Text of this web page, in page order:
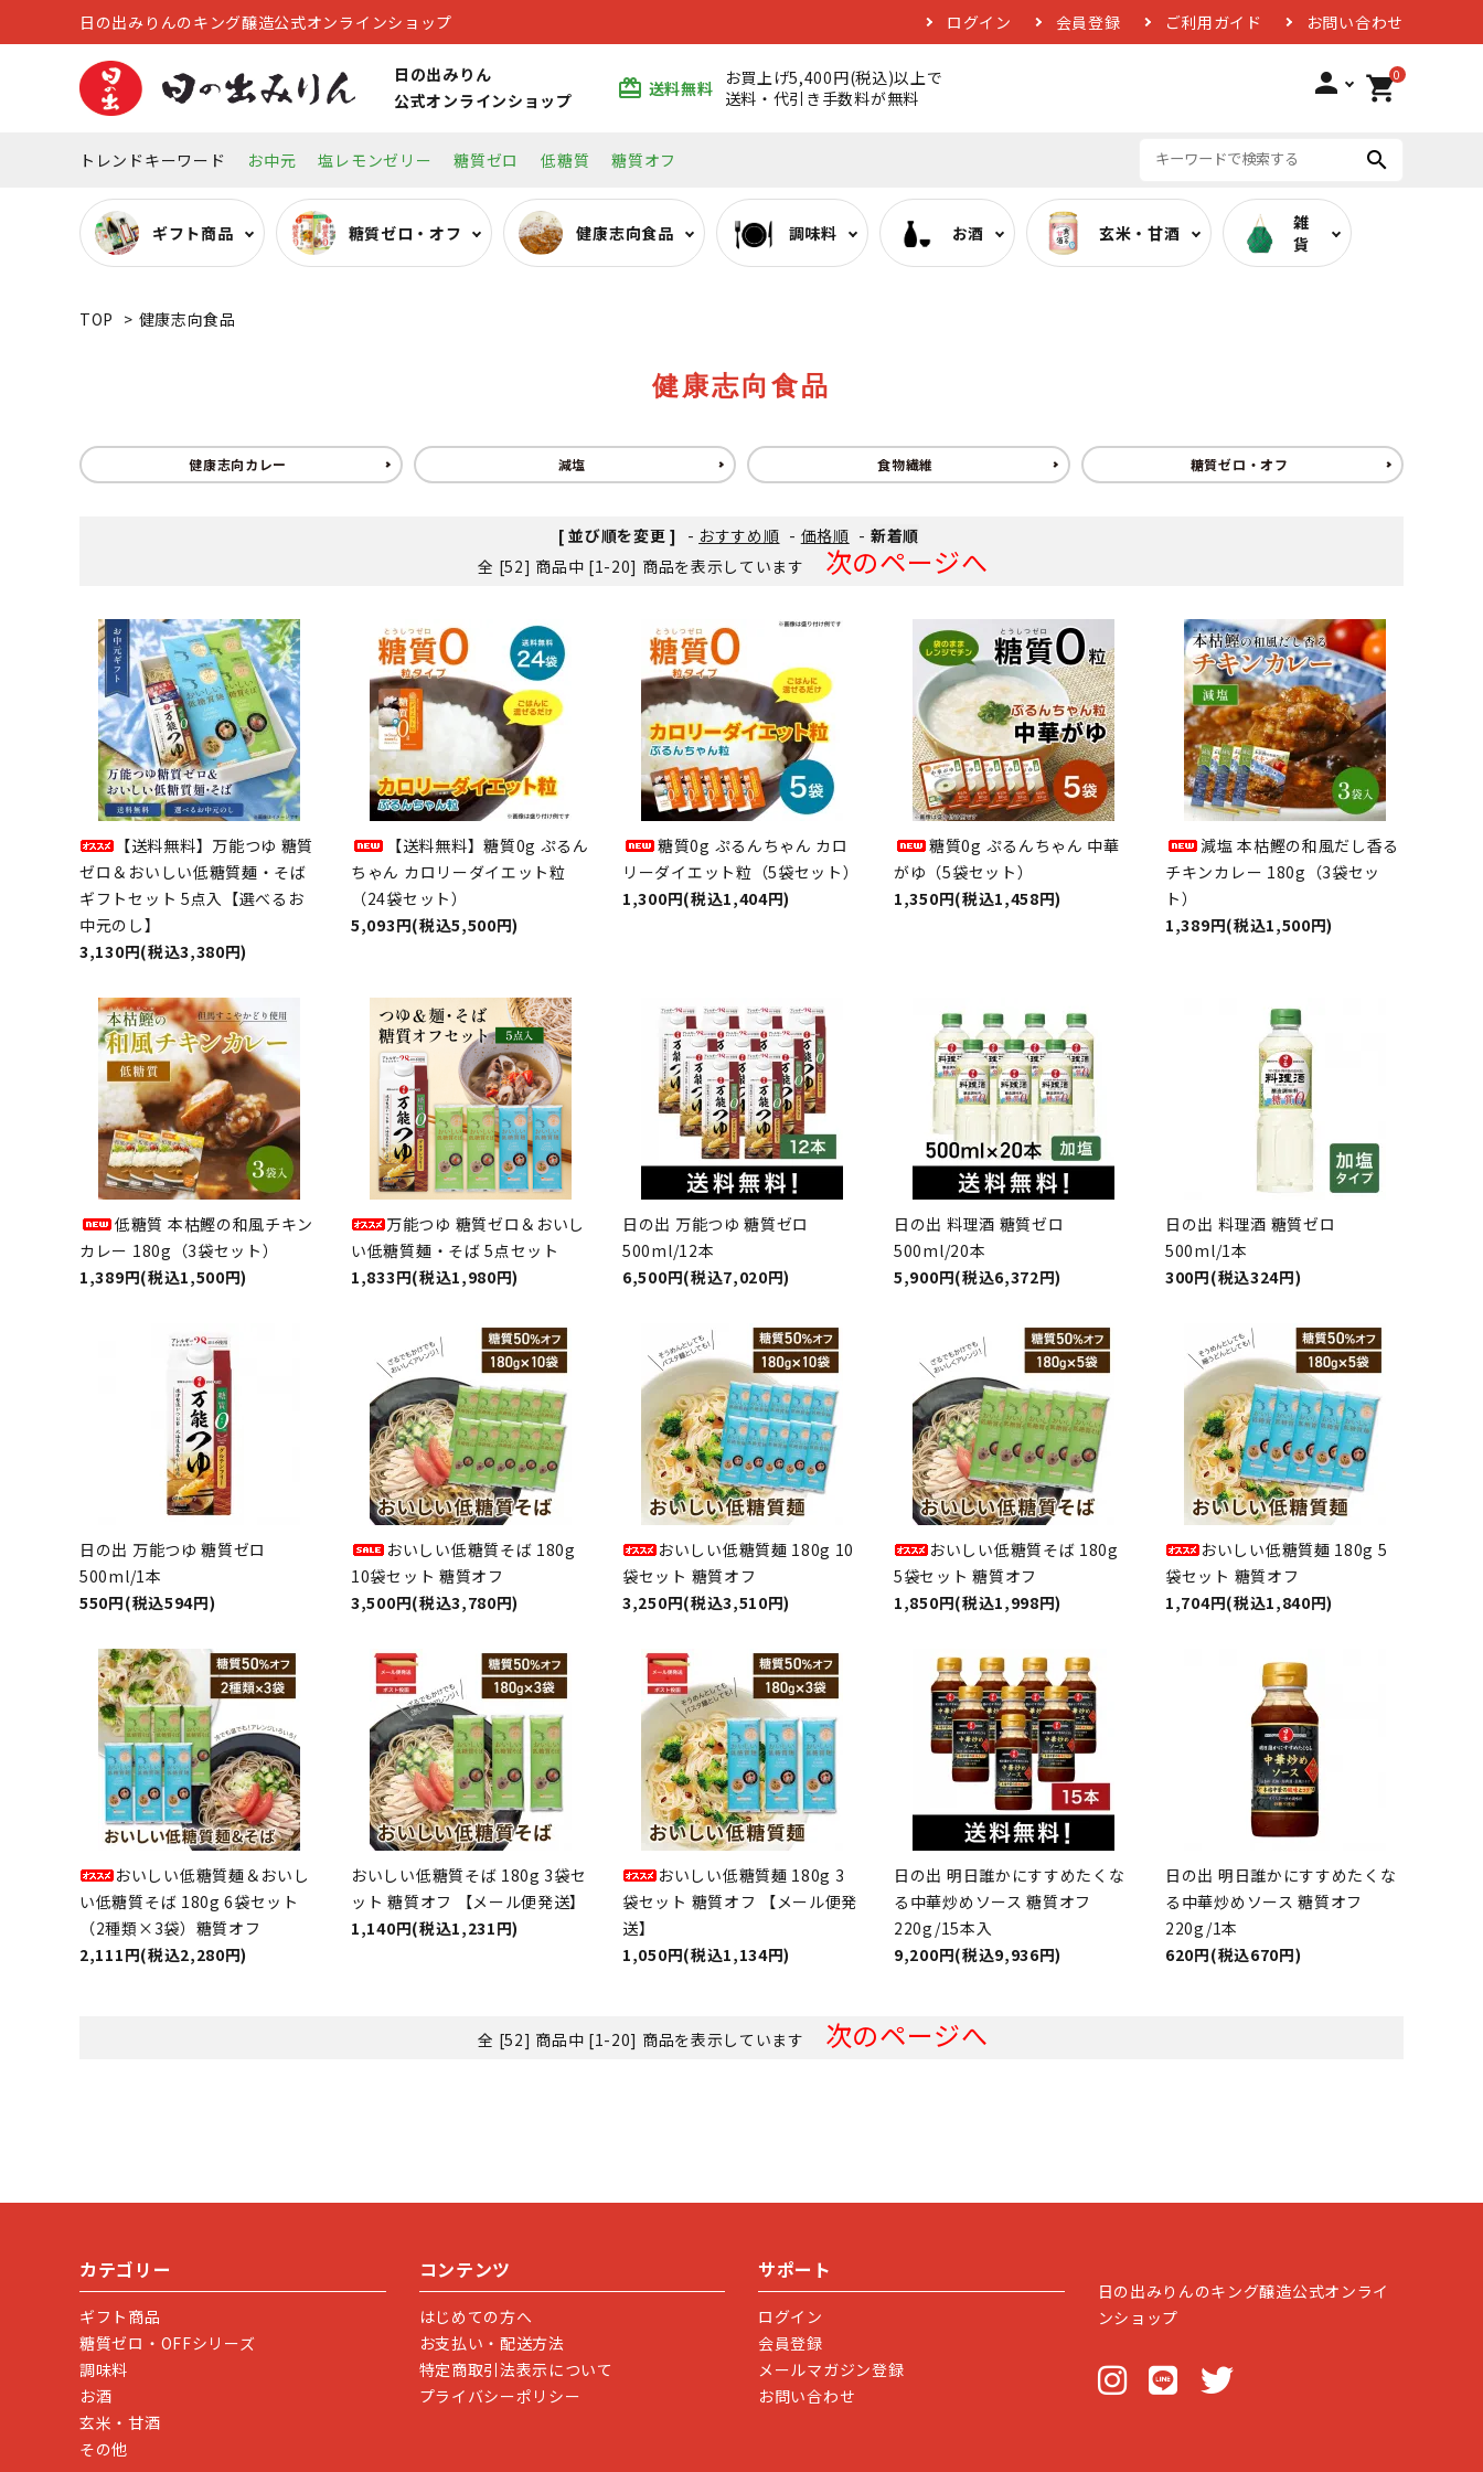
日の出みりんのキング醸造公式オンラインショップ ログイン 会員登録 ご利用ガイド お問い合わせ
日の出みりん
公式オンラインショップ
card_giftcard 送料無料
お買上げ5,400円(税込)以上で
送料・代引き手数料が無料
person 0
shopping_cart
トレンドキーワード お中元 塩レモンゼリー 糖質ゼロ 低糖質 糖質オフ search
ギフト商品 糖質ゼロ・オフ 健康志向食品 調味料 お酒 玄米・甘酒
雑
貨
TOP > 健康志向食品
健康志向食品
健康志向カレー 減塩 食物繊維 糖質ゼロ・オフ
[ 並び順を変更 ] - おすすめ順 - 価格順 - 新着順
全 [52] 商品中 [1-20] 商品を表示しています
次のページへ
【送料無料】万能つゆ 糖質
ゼロ＆おいしい低糖質麺・そば
ギフトセット 5点入【選べるお
中元のし】
3,130円(税込3,380円)
【送料無料】糖質0g ぷるん
ちゃん カロリーダイエット粒
（24袋セット）
5,093円(税込5,500円)
糖質0g ぷるんちゃん カロ
リーダイエット粒（5袋セット）
1,300円(税込1,404円)
糖質0g ぷるんちゃん 中華
がゆ（5袋セット）
1,350円(税込1,458円)
減塩 本枯鰹の和風だし香る
チキンカレー 180g（3袋セッ
ト）
1,389円(税込1,500円)
低糖質 本枯鰹の和風チキン
カレー 180g（3袋セット）
1,389円(税込1,500円)
万能つゆ 糖質ゼロ＆おいし
い低糖質麺・そば 5点セット
1,833円(税込1,980円)
日の出 万能つゆ 糖質ゼロ
500ml/12本
6,500円(税込7,020円)
日の出 料理酒 糖質ゼロ
500ml/20本
5,900円(税込6,372円)
日の出 料理酒 糖質ゼロ
500ml/1本
300円(税込324円)
日の出 万能つゆ 糖質ゼロ
500ml/1本
550円(税込594円)
おいしい低糖質そば 180g
10袋セット 糖質オフ
3,500円(税込3,780円)
おいしい低糖質麺 180g 10
袋セット 糖質オフ
3,250円(税込3,510円)
おいしい低糖質そば 180g
5袋セット 糖質オフ
1,850円(税込1,998円)
おいしい低糖質麺 180g 5
袋セット 糖質オフ
1,704円(税込1,840円)
おいしい低糖質麺＆おいし
い低糖質そば 180g 6袋セット
（2種類×3袋）糖質オフ
2,111円(税込2,280円)
おいしい低糖質そば 180g 3袋セ
ット 糖質オフ 【メール便発送】
1,140円(税込1,231円)
おいしい低糖質麺 180g 3
袋セット 糖質オフ 【メール便発
送】
1,050円(税込1,134円)
日の出 明日誰かにすすめたくな
る中華炒めソース 糖質オフ
220g/15本入
9,200円(税込9,936円)
日の出 明日誰かにすすめたくな
る中華炒めソース 糖質オフ
220g/1本
620円(税込670円)
全 [52] 商品中 [1-20] 商品を表示しています 次のページへ
カテゴリー
ギフト商品
糖質ゼロ・OFFシリーズ
調味料
お酒
玄米・甘酒
その他
コンテンツ
はじめての方へ
お支払い・配送方法
特定商取引法表示について
プライバシーポリシー
サポート
ログイン
会員登録
メールマガジン登録
お問い合わせ
日の出みりんのキング醸造公式オンライ
ンショップ